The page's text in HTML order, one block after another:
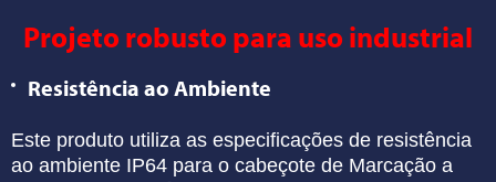
Projeto robusto para uso industrial
Resistência ao Ambiente
Este produto utiliza as especificações de resistência
ao ambiente IP64 para o cabeçote de Marcação a